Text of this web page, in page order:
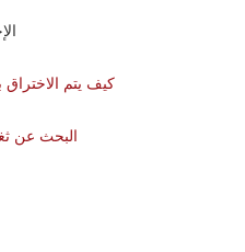
كيف يتم الاختراق
البحث عن